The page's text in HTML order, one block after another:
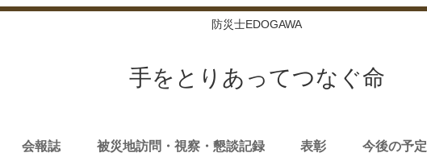
防災士EDOGAWA
手をとりあってつなぐ命
会報誌 被災地訪問・視察・懇談記録 表彰 今後の予定